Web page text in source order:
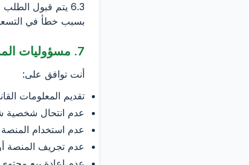
6.3 يتم قبول
بسبب خطأ في
7. مسؤوليات المستخدم والسلوك المحظور
أنت توافق على:
تقديم المعلومات
عدم انتحال شخصية
عدم استخدام المنصة
عدم تجريف المنصة